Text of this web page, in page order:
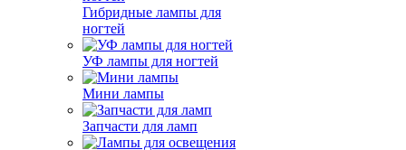
Гибридные лампы для
ногтей
УФ лампы для ногтей
Мини лампы
Запчасти для ламп